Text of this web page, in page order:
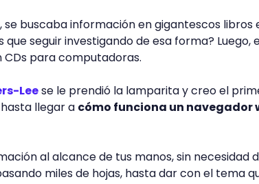
se buscaba información en gigantescos libros
seguir investigando de esa forma? Luego,
para computadoras.
Leese le prendió la lamparita y creo el
llegar a cómo funciona un navegador
al alcance de tus manos, sin necesidad
miles de hojas, hasta dar con el tema